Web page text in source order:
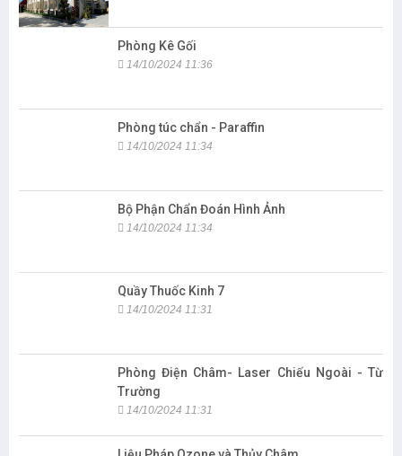
Phòng Kê Gối
14/10/2024 11:36
Phòng túc chẩn - Paraffin
14/10/2024 11:34
Bộ Phận Chẩn Đoán Hình Ảnh
14/10/2024 11:34
Quầy Thuốc Kinh 7
14/10/2024 11:31
Phòng Điện Châm- Laser Chiếu Ngoài - Từ
Trường
14/10/2024 11:31